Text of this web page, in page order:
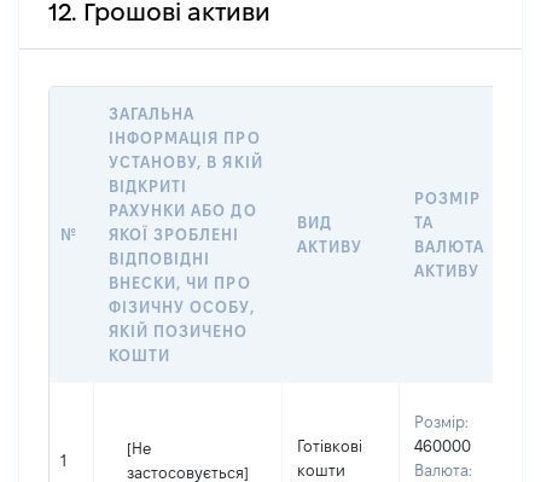
12. Грошові активи
№
ЗАГАЛЬНА
ІНФОРМАЦІЯ ПРО
УСТАНОВУ, В ЯКІЙ
ВІДКРИТІ
РАХУНКИ АБО ДО
ЯКОЇ ЗРОБЛЕНІ
ВІДПОВІДНІ
ВНЕСКИ, ЧИ ПРО
ФІЗИЧНУ ОСОБУ,
ЯКІЙ ПОЗИЧЕНО
КОШТИ
ВИД
АКТИВУ
РОЗМІР
ТА
ВАЛЮТА
АКТИВУ
1
[Не
застосовується]
Готівкові
кошти
Розмір:
460000
Валюта: